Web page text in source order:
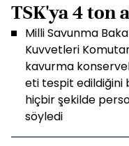
TSK'ya 4 ton
Milli Savunma
Kuvvetleri
kavurma
eti tespit edildiğini
hiçbir şekilde
söyledi